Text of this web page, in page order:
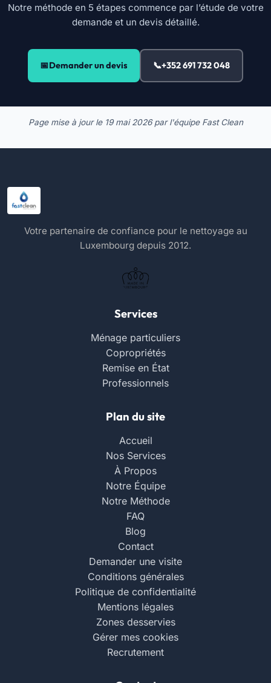
Notre méthode en 5 étapes commence par l’étude de votre
demande et un devis détaillé.
Demander un devis +352 691 732 048
Page mise à jour le 19 mai 2026par l'équipe Fast Clean
Votre partenaire de confiance pour le nettoyage au
Luxembourg depuis 2012.
Services
Ménage particuliers
Copropriétés
Remise en État
Professionnels
Plan du site
Accueil
Nos Services
À Propos
Notre Équipe
Notre Méthode
FAQ
Blog
Contact
Demander une visite
Conditions générales
Politique de confidentialité
Mentions légales
Zones desservies
Gérer mes cookies
Recrutement